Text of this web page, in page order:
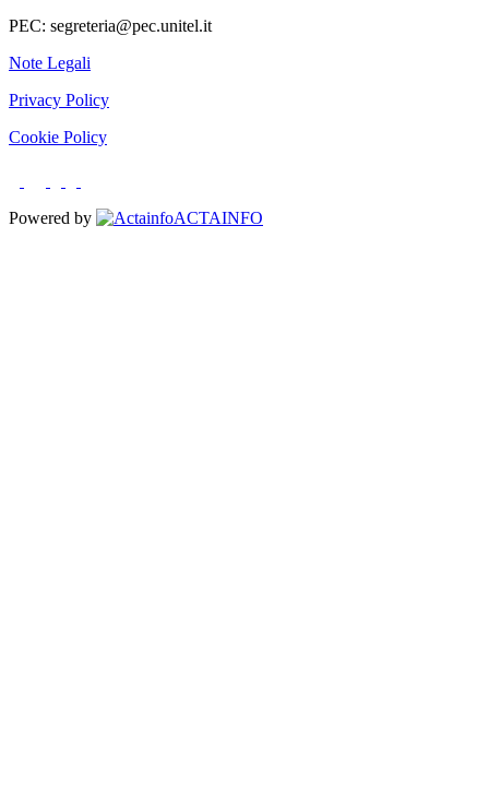
PEC: segreteria@pec.unitel.it
Note Legali
Privacy Policy
Cookie Policy
Powered by ACTAINFO